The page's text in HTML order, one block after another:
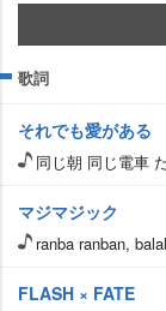
歌詞
それでも愛がある
同じ朝 同じ電車
マジマジック
ranba ranban,
FLASH × FATE